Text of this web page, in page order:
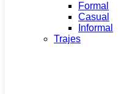
Formal
Casual
Informal
Trajes